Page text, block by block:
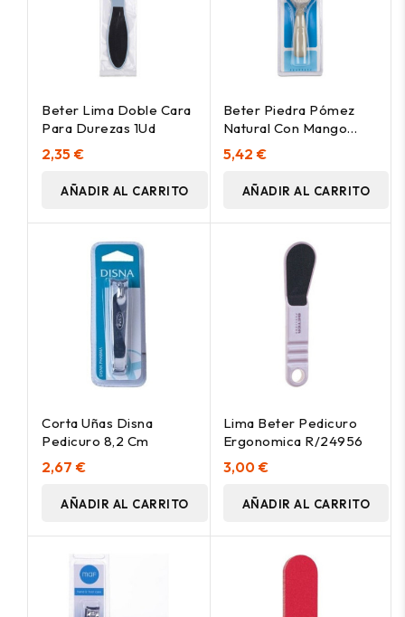
Beter Lima Doble Cara
Para Durezas 1Ud
2,35 €
AÑADIR AL CARRITO
Beter Piedra Pómez
Natural Con Mango
17Cm
5,42 €
AÑADIR AL CARRITO
Corta Uñas Disna
Pedicuro 8,2 Cm
2,67 €
AÑADIR AL CARRITO
Lima Beter Pedicuro
Ergonomica R/24956
3,00 €
AÑADIR AL CARRITO